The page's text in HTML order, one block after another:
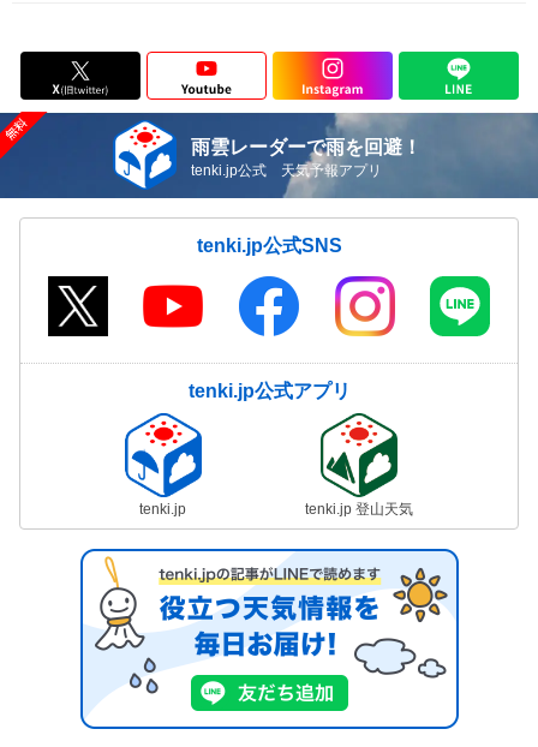
雨雲レーダーで雨を回避！
tenki.jp公式 天気予報アプリ
tenki.jp公式SNS
tenki.jp公式アプリ
tenki.jp tenki.jp 登山天気